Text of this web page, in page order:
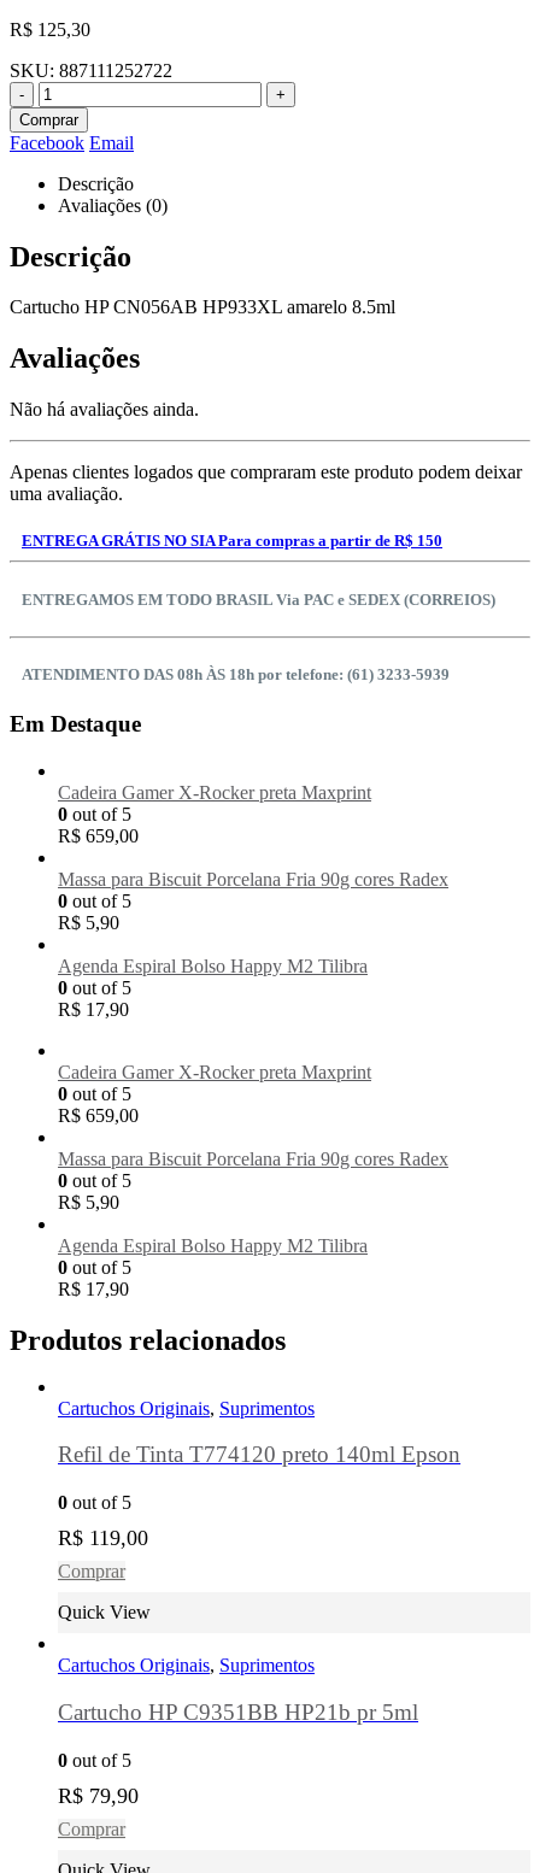
R$ 125,30
SKU: 887111252722
-
+
Comprar
Facebook Email
Descrição
Avaliações (0)
Descrição
Cartucho HP CN056AB HP933XL amarelo 8.5ml
Avaliações
Não há avaliações ainda.
Apenas clientes logados que compraram este produto podem deixar
uma avaliação.
ENTREGA GRÁTIS NO SIA Para compras a partir de R$ 150
ENTREGAMOS EM TODO BRASIL Via PAC e SEDEX (CORREIOS)
ATENDIMENTO DAS 08h ÀS 18h por telefone: (61) 3233-5939
Em Destaque
Cadeira Gamer X-Rocker preta Maxprint
0 out of 5
R$ 659,00
Massa para Biscuit Porcelana Fria 90g cores Radex
0 out of 5
R$ 5,90
Agenda Espiral Bolso Happy M2 Tilibra
0 out of 5
R$ 17,90
Cadeira Gamer X-Rocker preta Maxprint
0 out of 5
R$ 659,00
Massa para Biscuit Porcelana Fria 90g cores Radex
0 out of 5
R$ 5,90
Agenda Espiral Bolso Happy M2 Tilibra
0 out of 5
R$ 17,90
Produtos relacionados
Cartuchos Originais, Suprimentos
Refil de Tinta T774120 preto 140ml Epson
0 out of 5
R$ 119,00
Comprar
Quick View
Cartuchos Originais, Suprimentos
Cartucho HP C9351BB HP21b pr 5ml
0 out of 5
R$ 79,90
Comprar